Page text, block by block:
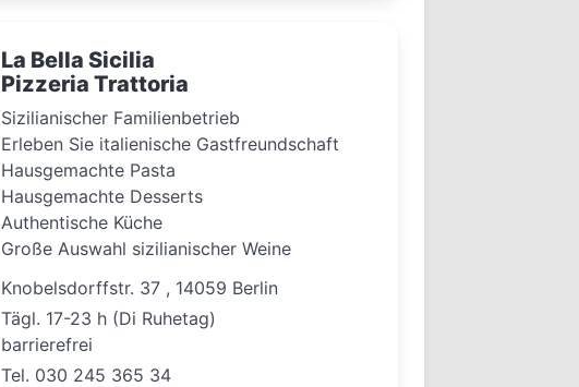
La Bella Sicilia
Pizzeria Trattoria
Sizilianischer Familienbetrieb
Erleben Sie italienische Gastfreundschaft
Hausgemachte Pasta
Hausgemachte Desserts
Authentische Küche
Große Auswahl sizilianischer Weine
Knobelsdorffstr. 37 , 14059 Berlin
Tägl. 17-23 h (Di Ruhetag)
barrierefrei
Tel. 030 245 365 34